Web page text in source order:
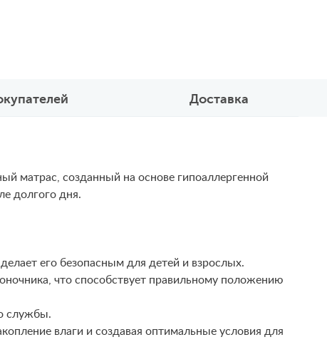
Доставка
матрас, созданный на основе гипоаллергенной
долгого дня.
его безопасным для детей и взрослых.
что способствует правильному положению
службы.
влаги и создавая оптимальные условия для